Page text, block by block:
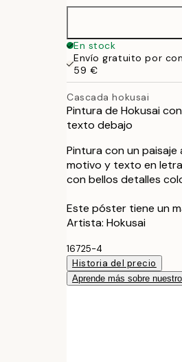
70x100 cm
En stock
Envío gratuito por
59 €
Cascada hokusai
Pintura de Hokusai
texto debajo
Pintura con un
motivo y texto en
con bellos detalles
Este póster tiene un
Artista: Hokusai
16725-4
Historia del precio
Aprende más sobre